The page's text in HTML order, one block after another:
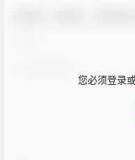
您必须登录